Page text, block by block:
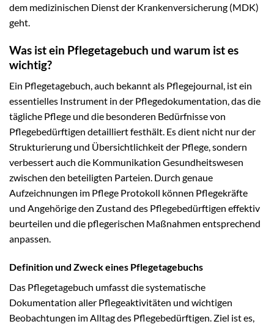
dem medizinischen Dienst der Krankenversicherung (MDK)
geht.
Was ist ein Pflegetagebuch und warum ist es
wichtig?
Ein Pflegetagebuch, auch bekannt als Pflegejournal, ist ein
essentielles Instrument in der Pflegedokumentation, das die
tägliche Pflege und die besonderen Bedürfnisse von
Pflegebedürftigen detailliert festhält. Es dient nicht nur der
Strukturierung und Übersichtlichkeit der Pflege, sondern
verbessert auch die Kommunikation Gesundheitswesen
zwischen den beteiligten Parteien. Durch genaue
Aufzeichnungen im Pflege Protokoll können Pflegekräfte
und Angehörige den Zustand des Pflegebedürftigen effektiv
beurteilen und die pflegerischen Maßnahmen entsprechend
anpassen.
Definition und Zweck eines Pflegetagebuchs
Das Pflegetagebuch umfasst die systematische
Dokumentation aller Pflegeaktivitäten und wichtigen
Beobachtungen im Alltag des Pflegebedürftigen. Ziel ist es,